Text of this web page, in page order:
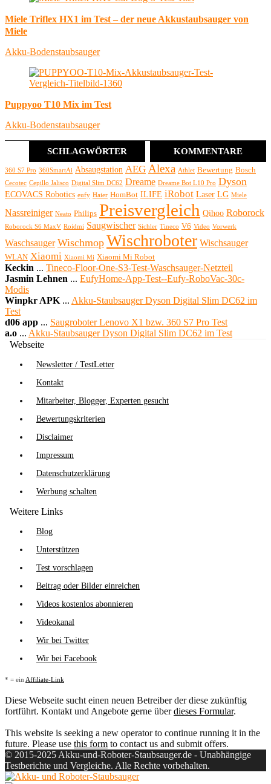
Miele Triflex HX1 im Test – der neue Akkustaubsauger von
Miele
Akku-Bodenstaubsauger
Puppyoo T10 Mix im Test
Akku-Bodenstaubsauger
SCHLAGWÖRTER KOMMENTARE
360 S7 Pro 360SmartAi Absaugstation AEG Alexa Athlet Bewertung Bosch
Cecotec Cepillo Jalisco Digital Slim DC62 Dreame Dreame Bot L10 Pro Dyson
ECOVACS Robotics eufy Haier HomBot ILIFE iRobot Laser LG Miele
Nassreiniger Neato Philips Preisvergleich Qihoo Roborock
Roborock S6 MaxV Roidmi Saugwischer Sichler Tineco V6 Video Vorwerk
Waschsauger Wischmop Wischroboter Wischsauger
WLAN Xiaomi Xiaomi Mi Xiaomi Mi Robot
Keckin ... Tineco-Floor-One-S3-Test-Waschsauger-Netzteil
Jasmin Lehnen ... EufyHome-App-Test--Eufy-RoboVac-30c-
Modis
Winpkr APK ... Akku-Staubsauger Dyson Digital Slim DC62 im
Test
d06 app ... Saugroboter Lenovo X1 bzw. 360 S7 Pro Test
a.o ... Akku-Staubsauger Dyson Digital Slim DC62 im Test
Webseite
Newsletter / TestLetter
Kontakt
Mitarbeiter, Blogger, Experten gesucht
Bewertungskriterien
Disclaimer
Impressum
Datenschutzerklärung
Werbung schalten
Weitere Links
Blog
Unterstützen
Test vorschlagen
Beitrag oder Bilder einreichen
Videos kostenlos abonnieren
Videokanal
Wir bei Twitter
Wir bei Facebook
* = ein Affiliate-Link
Diese Webseite sucht einen neuen Betreiber der diese zukünftig
fortführt. Kontakt und Angebote gerne überdieses Formular.
This website is seeking a new operator to continue running it in the
future. Please use this form to contact us and submit offers.
© 2015-2025 Akku-und-Roboter-Staubsauger.de - Unabhängige
Testberichte und Vergleiche. Alle Rechte vorbehalten.